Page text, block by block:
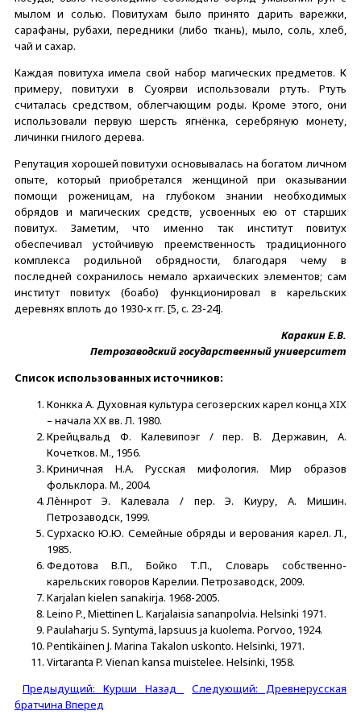
мылом и солью. Повитухам было принято дарить варежки,
сарафаны, рубахи, передники (либо ткань), мыло, соль, хлеб,
чай и сахар.
Каждая повитуха имела свой набор магических предметов. К
примеру, повитухи в Суоярви использовали ртуть. Ртуть
считалась средством, облегчающим роды. Кроме этого, они
использовали первую шерсть ягнёнка, серебряную монету,
личинки гнилого дерева.
Репутация хорошей повитухи основывалась на богатом личном
опыте, который приобретался женщиной при оказывании
помощи роженицам, на глубоком знании необходимых
обрядов и магических средств, усвоенных ею от старших
повитух. Заметим, что именно так институт повитух
обеспечивал устойчивую преемственность традиционного
комплекса родильной обрядности, благодаря чему в
последней сохранилось немало архаических элементов; сам
институт повитух (боабо) функционировал в карельских
деревнях вплоть до 1930-х гг. [5, c. 23-24].
Каракин Е.В.
Петрозаводский государственный университет
Список использованных источников:
Конкка А. Духовная культура сегозерских карел конца XIX
– начала XX вв. Л. 1980.
Крейцвальд Ф. Калевипоэг / пер. В. Державин, А.
Кочетков. М., 1956.
Криничная Н.А. Русская мифология. Мир образов
фольклора. М., 2004.
Лѐннрот Э. Калевала / пер. Э. Киуру, А. Мишин.
Петрозаводск, 1999.
Сурхаско Ю.Ю. Семейные обряды и верования карел. Л.,
1985.
Федотова В.П., Бойко Т.П., Словарь собственно-
карельских говоров Карелии. Петрозаводск, 2009.
Karjalan kielen sanakirja. 1968-2005.
Leino P., Miettinen L. Karjalaisia sananpolvia. Helsinki 1971.
Paulaharju S. Syntymä, lapsuus ja kuolema. Porvoo, 1924.
Pentikäinen J. Marina Takalon uskonto. Helsinki, 1971.
Virtaranta P. Vienan kansa muistelee. Helsinki, 1958.
Предыдущий: Курши Назад
Следующий: Древнерусская
братчина Вперед